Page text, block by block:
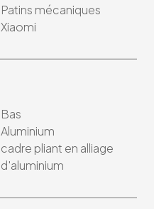
Patins mécaniques
Xiaomi
Bas
Aluminium
cadre pliant en alliage
d'aluminium